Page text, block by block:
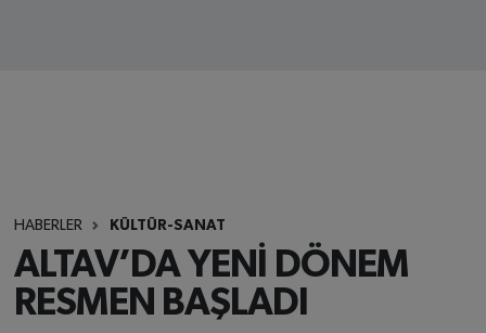
HABERLER KÜLTÜR-SANAT
ALTAV’DA YENİ DÖNEM
RESMEN BAŞLADI